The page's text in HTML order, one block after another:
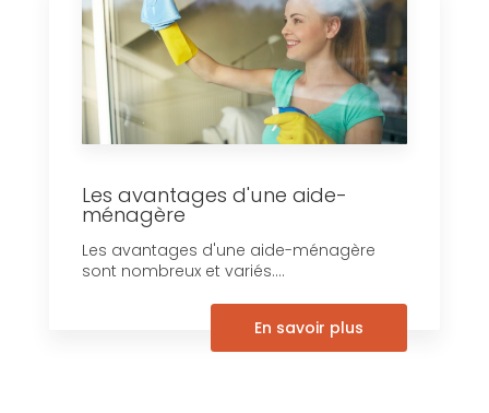
Les avantages d'une aide-
ménagère
Les avantages d'une aide-ménagère
sont nombreux et variés....
En savoir plus